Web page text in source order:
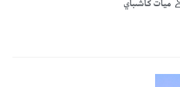
ميات كاشىباي